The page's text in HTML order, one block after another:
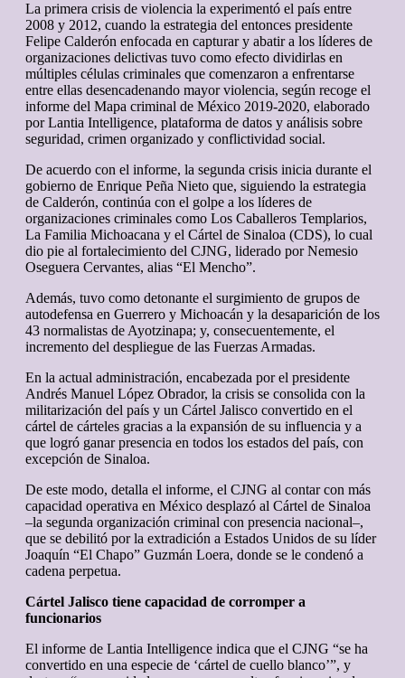
La primera crisis de violencia la experimentó el país entre
2008 y 2012, cuando la estrategia del entonces presidente
Felipe Calderón enfocada en capturar y abatir a los líderes de
organizaciones delictivas tuvo como efecto dividirlas en
múltiples células criminales que comenzaron a enfrentarse
entre ellas desencadenando mayor violencia, según recoge el
informe del Mapa criminal de México 2019-2020, elaborado
por Lantia Intelligence, plataforma de datos y análisis sobre
seguridad, crimen organizado y conflictividad social.
De acuerdo con el informe, la segunda crisis inicia durante el
gobierno de Enrique Peña Nieto que, siguiendo la estrategia
de Calderón, continúa con el golpe a los líderes de
organizaciones criminales como Los Caballeros Templarios,
La Familia Michoacana y el Cártel de Sinaloa (CDS), lo cual
dio pie al fortalecimiento del CJNG, liderado por Nemesio
Oseguera Cervantes, alias “El Mencho”.
Además, tuvo como detonante el surgimiento de grupos de
autodefensa en Guerrero y Michoacán y la desaparición de los
43 normalistas de Ayotzinapa; y, consecuentemente, el
incremento del despliegue de las Fuerzas Armadas.
En la actual administración, encabezada por el presidente
Andrés Manuel López Obrador, la crisis se consolida con la
militarización del país y un Cártel Jalisco convertido en el
cártel de cárteles gracias a la expansión de su influencia y a
que logró ganar presencia en todos los estados del país, con
excepción de Sinaloa.
De este modo, detalla el informe, el CJNG al contar con más
capacidad operativa en México desplazó al Cártel de Sinaloa
–la segunda organización criminal con presencia nacional–,
que se debilitó por la extradición a Estados Unidos de su líder
Joaquín “El Chapo” Guzmán Loera, donde se le condenó a
cadena perpetua.
Cártel Jalisco tiene capacidad de corromper a
funcionarios
El informe de Lantia Intelligence indica que el CJNG “se ha
convertido en una especie de ‘cártel de cuello blanco’”, y